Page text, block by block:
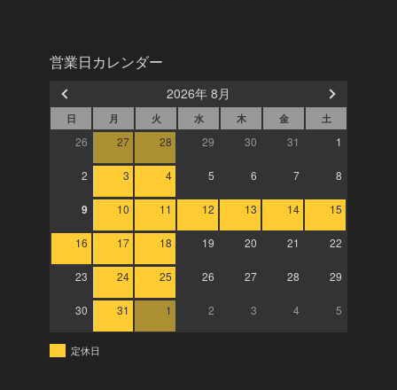
営業日カレンダー
2026年 8月
日 月 火 水 木 金 土
26 27 28 29 30 31 1
2 3 4 5 6 7 8
9 10 11 12 13 14 15
16 17 18 19 20 21 22
23 24 25 26 27 28 29
30 31 1 2 3 4 5
定休日